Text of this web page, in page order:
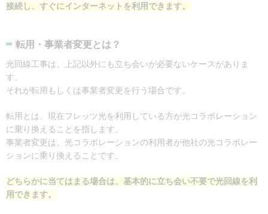
接続し、すぐにインターネットを利用できます。
転用・事業者変更とは？
光回線工事は、上記以外にも立ち会いが必要ないケースがありま
す。
それが転用もしくは事業者変更を行う場合です。
転用とは、現在フレッツ光を利用している方が光コラボレーション
に乗り換えることを指します。
事業者変更は、光コラボレーションの利用者が他社の光コラボレー
ションに乗り換えることです。
どちらかに当てはまる場合は、基本的に立ち会い不要で光回線を利
用できます。